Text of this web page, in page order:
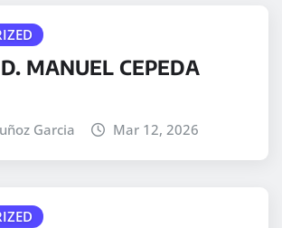
MANUEL CEPEDA
Garcia Mar 12, 2026